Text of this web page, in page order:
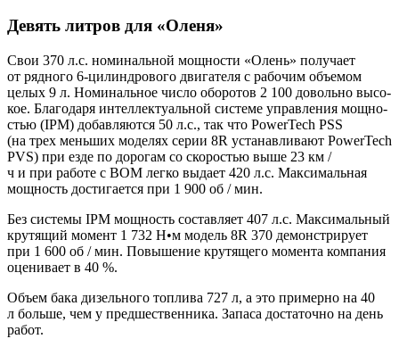
Девять литров для «Оленя»
Свои 370 л.с. номи­наль­ной мощ­но­сти «Олень» полу­ча­ет
от ряд­но­го 6-цилин­дро­во­го дви­га­те­ля с рабо­чим объ­е­мом
целых 9 л. Номи­наль­ное чис­ло обо­ро­тов 2 100 доволь­но высо­
кое. Бла­го­да­ря интел­лек­ту­аль­ной систе­ме управ­ле­ния мощ­но­
стью (IPM) добав­ля­ют­ся 50 л.с., так что PowerTech PSS
(на трех мень­ших моде­лях серии 8R уста­нав­ли­ва­ют PowerTech
PVS) при езде по доро­гам со ско­ро­стью выше 23 км /
ч и при рабо­те с ВОМ лег­ко выда­ет 420 л.с. Мак­си­маль­ная
мощ­ность дости­га­ет­ся при 1 900 об / мин.
Без систе­мы IPM мощ­ность состав­ля­ет 407 л.с. Мак­си­маль­ный
кру­тя­щий момент 1 732 Н•м модель 8R 370 демон­стри­ру­ет
при 1 600 об / мин. Повы­ше­ние кру­тя­ще­го момен­та ком­па­ния
оце­ни­ва­ет в 40 %.
Объ­ем бака дизель­но­го топ­ли­ва 727 л, а это при­мер­но на 40
л боль­ше, чем у пред­ше­ствен­ни­ка. Запа­са доста­точ­но на день
работ.